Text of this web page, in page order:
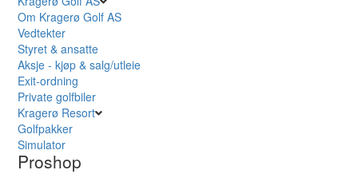
Om Kragerø Golf AS
Vedtekter
Styret & ansatte
Aksje - kjøp & salg/utleie
Exit-ordning
Private golfbiler
Kragerø Resort
Golfpakker
Simulator
Proshop